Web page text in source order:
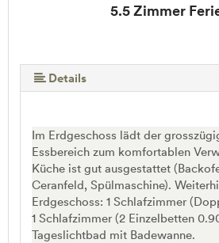
5.5 Zimmer
Details
Im Erdgeschoss lädt der
Essbereich zum komfortablen
Küche ist gut ausgestattet
Ceranfeld, Spülmaschine).
Erdgeschoss: 1 Schlafzimmer
1 Schlafzimmer (2 Einzelbetten
Tageslichtbad mit Badewanne.